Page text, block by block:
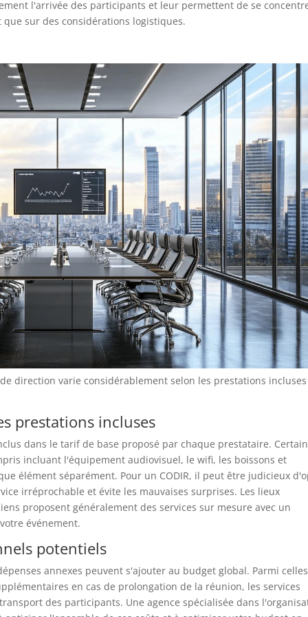
l'arrivée des participants et leur permettent de se
sur des considérations logistiques.
direction varie considérablement selon les prestations
prestations incluses
dans le tarif de base proposé par chaque prestataire.
incluant l'équipement audiovisuel, le wifi, les boissons et
élément séparément. Pour un CODIR, il peut être judicieux
irréprochable et évite les mauvaises surprises. Les lieux
proposent généralement des services sur mesure avec un
événement.
potentiels
annexes peuvent s'ajouter au budget global. Parmi
en cas de prolongation de la réunion, les services
des participants. Une agence spécialisée dans